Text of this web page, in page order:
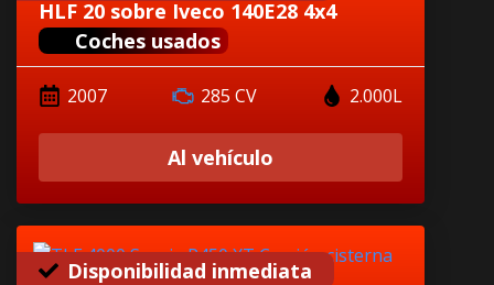
HLF 20 sobre Iveco 140E28 4x4
Coches usados
2007 285 CV 2.000L
Al vehículo
Disponibilidad inmediata